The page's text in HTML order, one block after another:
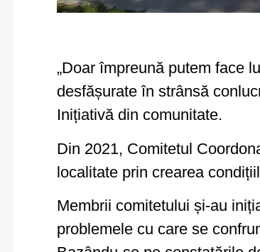
„Doar împreună putem face
desfășurate în strânsă
Inițiativă din comunitate.
Din 2021, Comitetul
localitate prin crearea
Membrii comitetului și-au
problemele cu care se